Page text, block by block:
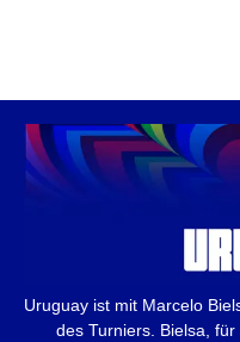
Uruguay ist mit Marcelo
des Turniers. Bielsa,